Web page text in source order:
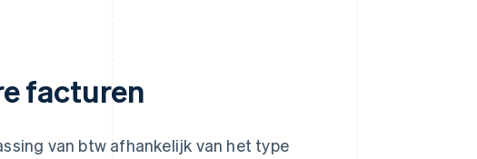
facturen
van btw afhankelijk van het type